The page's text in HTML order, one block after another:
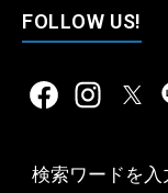
FOLLOW US!